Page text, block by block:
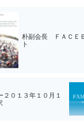
朴副会長 ＦＡＣＥ
ト
０１３年１０月１